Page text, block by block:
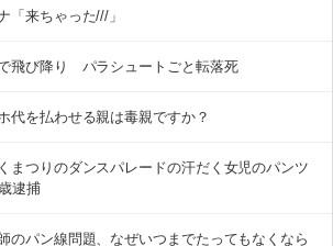
「来ちゃった///」
飛び降り パラシュートごと転落死
代を払わせる親は毒親ですか？
まつりのダンスパレードの汗だく女児のパンツ
逮捕
のパン線問題、なぜいつまでたってもなくなら